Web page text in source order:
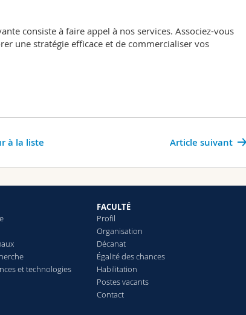
consiste à faire appel à nos services. Associez-vous
une stratégie efficace et de commercialiser vos
Article suivant
à la liste
et technologies
FACULTÉ
Profil
Organisation
Décanat
Égalité des chances
Habilitation
Postes vacants
Contact